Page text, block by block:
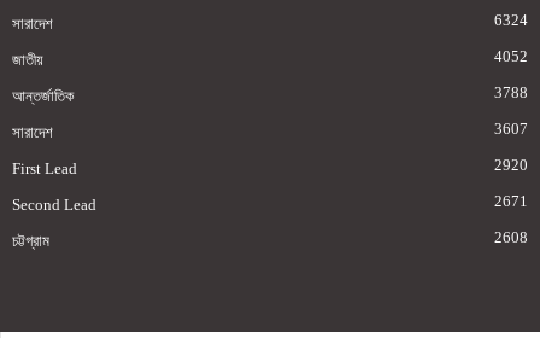
সারাদেশ 6324
জাতীয় 4052
আন্তর্জাতিক 3788
সারাদেশ 3607
First Lead 2920
Second Lead 2671
চট্টগ্রাম 2608